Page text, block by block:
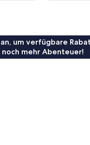
um verfügbare
noch mehr Abenteuer!